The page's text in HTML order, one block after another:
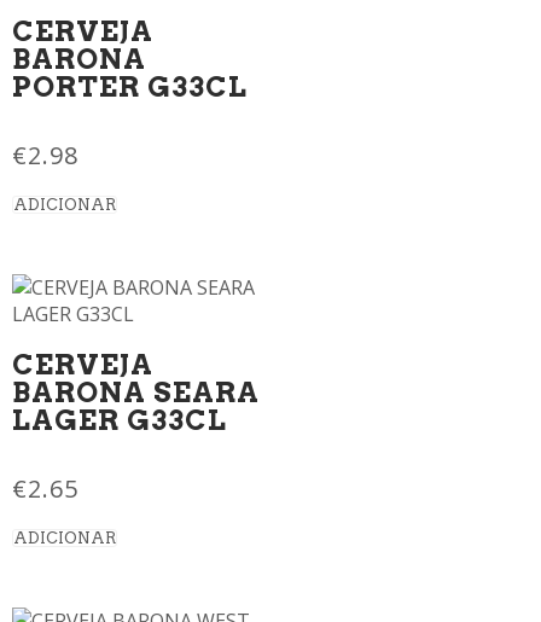
CERVEJA
BARONA
PORTER G33CL
€2.98
ADICIONAR
CERVEJA
BARONA SEARA
LAGER G33CL
€2.65
ADICIONAR